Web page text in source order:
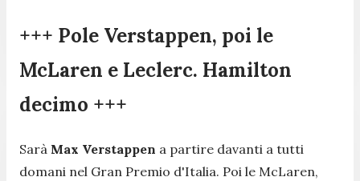
+++ Pole Verstappen, poi le
McLaren e Leclerc. Hamilton
decimo +++
Sarà Max Verstappen a partire davanti a tutti
domani nel Gran Premio d'Italia. Poi le McLaren,